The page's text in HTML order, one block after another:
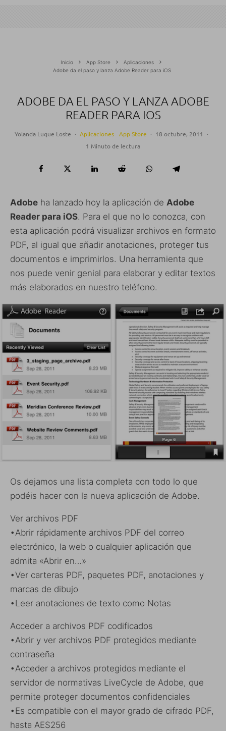
Inicio App Store
Aplicaciones
Adobe da el paso y lanza Adobe Reader para iOS
ADOBE DA EL PASO Y LANZA ADOBE
READER PARA IOS
Yolanda Luque Loste · Aplicaciones App Store · 18 octubre, 2011
·
1 Minuto de lectura
Adobe ha lanzado hoy la aplicación de Adobe
Reader para iOS. Para el que no lo conozca, con
esta aplicación podrá visualizar archivos en formato
PDF, al igual que añadir anotaciones, proteger tus
documentos e imprimirlos. Una herramienta que
nos puede venir genial para elaborar y editar textos
más elaborados en nuestro teléfono.
Os dejamos una lista completa con todo lo que
podéis hacer con la nueva aplicación de Adobe.
Ver archivos PDF
•Abrir rápidamente archivos PDF del correo
electrónico, la web o cualquier aplicación que
admita «Abrir en…»
•Ver carteras PDF, paquetes PDF, anotaciones y
marcas de dibujo
•Leer anotaciones de texto como Notas
Acceder a archivos PDF codificados
•Abrir y ver archivos PDF protegidos mediante
contraseña
•Acceder a archivos protegidos mediante el
servidor de normativas LiveCycle de Adobe, que
permite proteger documentos confidenciales
•Es compatible con el mayor grado de cifrado PDF,
hasta AES256